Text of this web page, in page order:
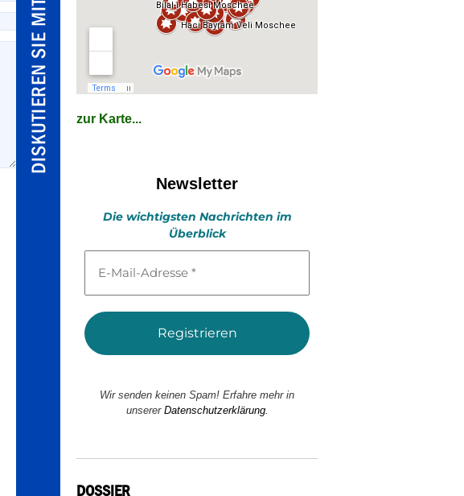
zur Karte...
Newsletter
Die wichtigsten Nachrichten im
Überblick
Mail-
*
Wir senden keinen Spam! Erfahre mehr in
unserer Datenschutzerklärung.
DOSSIER